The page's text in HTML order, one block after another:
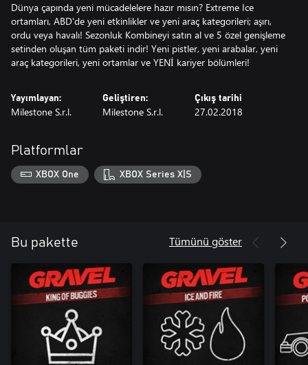
Dünya çapında yeni mücadelelere hazır mısın? Extreme Ice
ortamları, ABD'de yeni etkinlikler ve yeni araç kategorileri; aşırı,
ordu veya havalı! Sezonluk Kombineyi satın al ve 5 özel genişleme
setinden oluşan tüm paketi indir! Yeni pistler, yeni arabalar, yeni
araç kategorileri, yeni ortamlar ve YENİ kariyer bölümleri!
Yayımlayan:
Milestone S.r.l.
Geliştiren:
Milestone S.r.l.
Çıkış tarihi
27.02.2018
Platformlar
XBOX One XBOX Series X|S
Bu pakette Tümünü göster